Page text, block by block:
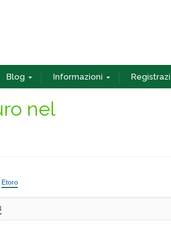
Blog Informazioni
nel
Etoro